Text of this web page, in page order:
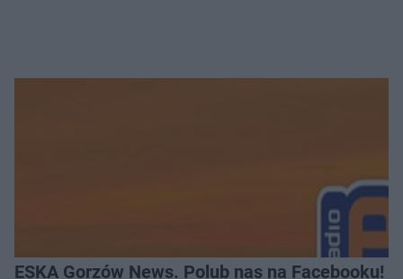
ESKA Gorzów News. Polub nas na Facebooku!